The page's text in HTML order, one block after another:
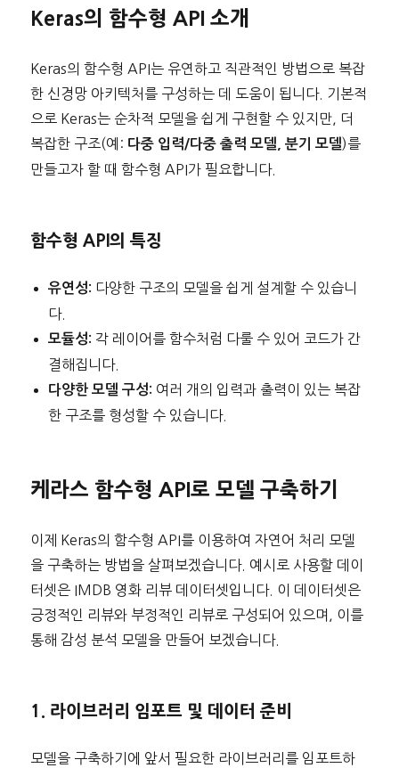
Keras의 함수형 API 소개
Keras의 함수형 API는 유연하고 직관적인 방법으로 복잡
한 신경망 아키텍처를 구성하는 데 도움이 됩니다. 기본적
으로 Keras는 순차적 모델을 쉽게 구현할 수 있지만, 더
복잡한 구조(예: 다중 입력/다중 출력 모델, 분기 모델)를
만들고자 할 때 함수형 API가 필요합니다.
함수형 API의 특징
유연성: 다양한 구조의 모델을 쉽게 설계할 수 있습니
다.
모듈성: 각 레이어를 함수처럼 다룰 수 있어 코드가 간
결해집니다.
다양한 모델 구성: 여러 개의 입력과 출력이 있는 복잡
한 구조를 형성할 수 있습니다.
케라스 함수형 API로 모델 구축하기
이제 Keras의 함수형 API를 이용하여 자연어 처리 모델
을 구축하는 방법을 살펴보겠습니다. 예시로 사용할 데이
터셋은 IMDB 영화 리뷰 데이터셋입니다. 이 데이터셋은
긍정적인 리뷰와 부정적인 리뷰로 구성되어 있으며, 이를
통해 감성 분석 모델을 만들어 보겠습니다.
1. 라이브러리 임포트 및 데이터 준비
모델을 구축하기에 앞서 필요한 라이브러리를 임포트하